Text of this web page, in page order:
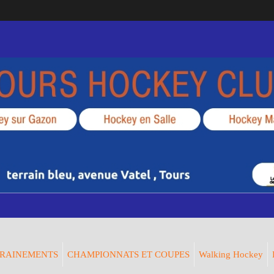
CHAMPIONNATS ET COUPES Walking Hockey